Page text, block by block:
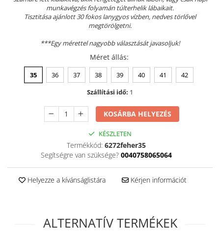
KIVEHETŐ TALPBETÉTES KLUMPA
BÜTYKÖS LÁBRA VALÓ PAPUCS
rendelkező termék
munkavégzés folyamán túlterhelik lábaikait.
Tisztitása ajánlott 30 fokos lanygyos vízben, nedves törlővel
megtörölgetni.
***Egy mérettel nagyobb választását javasoljuk!
Méret állás:
35 36 37 38 39 40 41
42
Szállítási idő: 1
KOSÁRBA HELYEZÉS
KÉSZLETEN
Termékkód: 6272feher35
Segítségre van szüksége? 0040758065064
Helyezze a kívánságlistára Kérjen információt
ALTERNATÍV TERMÉKEK